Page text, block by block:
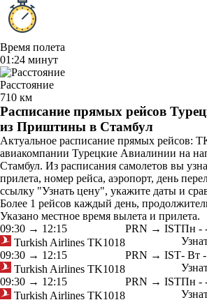
Время полета
01:24 минут
Расстояние
710 км
Расписание прямых рейсов
из Приштины в Стамбул
Актуальное расписание прямых рейсов:
авиакомпании Турецкие Авиалинии на
Стамбул. Из расписания самолетов вы
прилета, номер рейса, аэропорт, день
ссылку "Узнать цену", укажите даты и
Более 1 рейсов каждый день,
Указано местное время вылета и прилета.
09:30 → 12:15
Turkish Airlines TK1018
PRN → ISTПн -
09:30 → 12:15
Turkish Airlines TK1018
PRN → IST- Вт -
09:30 → 12:15
Turkish Airlines TK1018
PRN → ISTПн -